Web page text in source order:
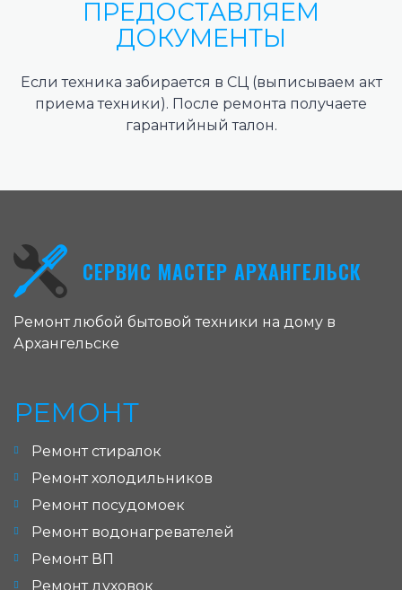
ПРЕДОСТАВЛЯЕМ
ДОКУМЕНТЫ
Если техника забирается в СЦ (выписываем акт
приема техники). После ремонта получаете
гарантийный талон.
СЕРВИС МАСТЕР АРХАНГЕЛЬСК
Ремонт любой бытовой техники на дому в
Архангельске
РЕМОНТ
Ремонт стиралок
Ремонт холодильников
Ремонт посудомоек
Ремонт водонагревателей
Ремонт ВП
Ремонт духовок